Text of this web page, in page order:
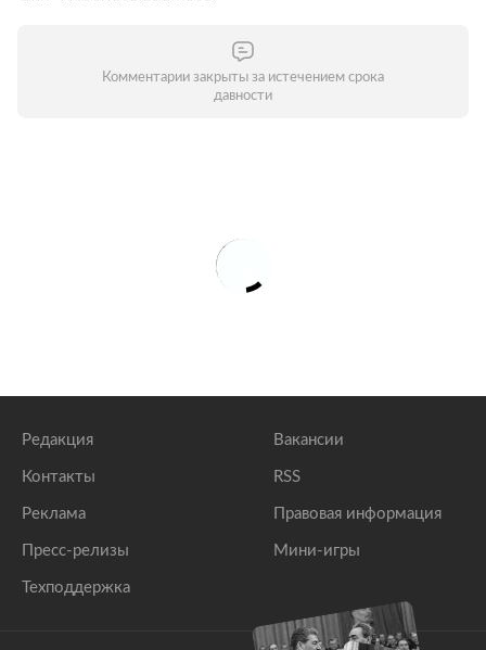
Комментарии закрыты за истечением срока
давности
Редакция
Контакты
Реклама
Пресс-релизы
Техподдержка
Вакансии
RSS
Правовая информация
Мини-игры